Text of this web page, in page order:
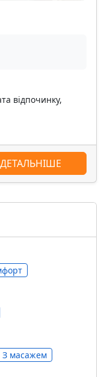
відпочинку,
ДЕТАЛЬНІШЕ
З масажем